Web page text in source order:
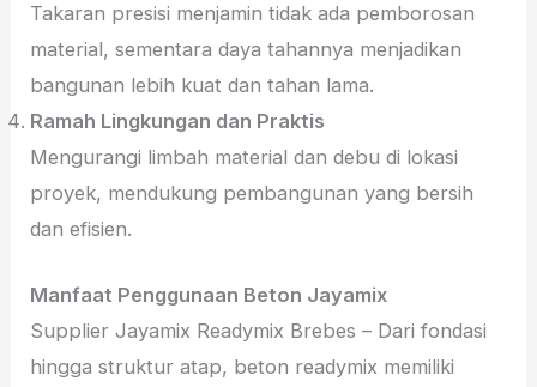
Takaran presisi menjamin tidak ada pemborosan
material, sementara daya tahannya menjadikan
bangunan lebih kuat dan tahan lama.
Ramah Lingkungan dan Praktis
Mengurangi limbah material dan debu di lokasi
proyek, mendukung pembangunan yang bersih
dan efisien.
Manfaat Penggunaan Beton Jayamix
Supplier Jayamix Readymix Brebes – Dari fondasi
hingga struktur atap, beton readymix memiliki